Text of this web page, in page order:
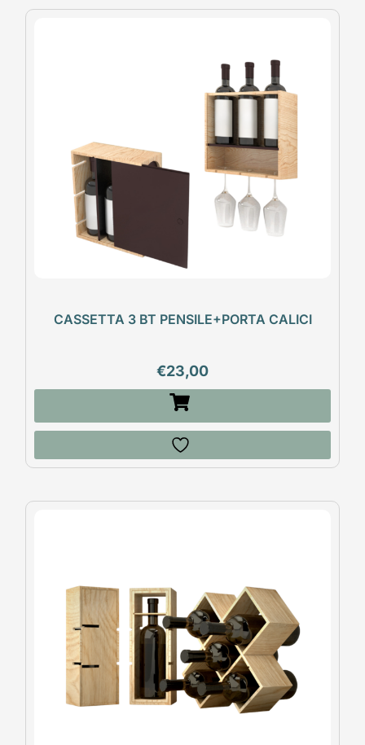
CASSETTA 3 BT PENSILE+PORTA CALICI
€23,00